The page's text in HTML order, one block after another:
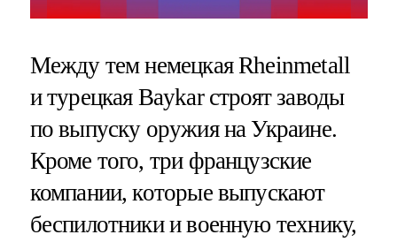
Между тем немецкая Rheinmetall
и турецкая Baykar строят заводы
по выпуску оружия на Украине.
Кроме того, три французские
компании, которые выпускают
беспилотники и военную технику,